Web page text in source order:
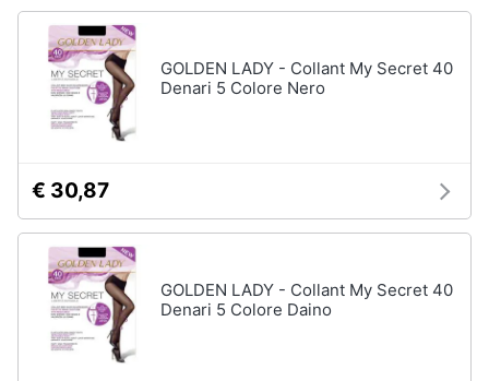
GOLDEN LADY - Collant My Secret 40
Denari 5 Colore Nero
€ 30,87
GOLDEN LADY - Collant My Secret 40
Denari 5 Colore Daino